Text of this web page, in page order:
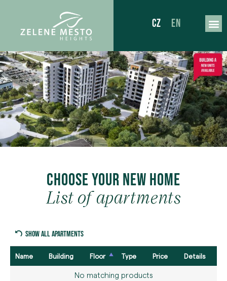
CZ EN
Choose your new home
List of apartments
Show all apartments
Name Building Floor Type Price Details
No matching products